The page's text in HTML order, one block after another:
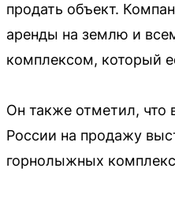
продать объект.
аренды на землю и
комплексом, который
Он также отметил, что
России на продажу
горнолыжных